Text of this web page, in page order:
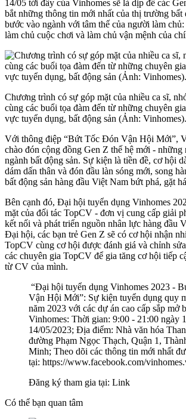
14/05 tới đây của Vinhomes sẽ là dịp để các
bắt những thông tin mới nhất của thị trường bất
bước vào ngành với tâm thế của người làm
làm chủ cuộc chơi và làm chủ vận mệnh của
Chương trình có sự góp mặt của nhiều ca sĩ,
cùng các buổi tọa đàm đến từ những chuyên
vực tuyển dụng, bất động sản (Ảnh: Vinhomes).
Với thông điệp “Bứt Tốc Đón Vận Hội Mới”,
chào đón cộng đồng Gen Z thế hệ mới - những
ngành bất động sản. Sự kiện là tiền đề, cơ hội
dám dấn thân và đón đầu làn sóng mới, song
bất động sản hàng đầu Việt Nam bứt phá, gặt
Bên cạnh đó, Đại hội tuyển dụng Vinhomes
mặt của đối tác TopCV - đơn vị cung cấp giải
kết nối và phát triển nguồn nhân lực hàng đầu
Đại hội, các bạn trẻ Gen Z sẽ có cơ hội nhận
TopCV cùng cơ hội được đánh giá và chỉnh
các chuyên gia TopCV để gia tăng cơ hội tiếp
từ CV của mình.
“Đại hội tuyển dụng Vinhomes 2023 -
Vận Hội Mới”: Sự kiện tuyển dụng quy
năm 2023 với các dự án cao cấp sắp mở
Vinhomes: Thời gian: 9:00 - 21:00 ngày
14/05/2023; Địa điểm: Nhà văn hóa
đường Phạm Ngọc Thạch, Quận 1,
Minh; Theo dõi các thông tin mới nhất
tại: https://www.facebook.com/
Đăng ký tham gia tại: Link
Có thể bạn quan tâm